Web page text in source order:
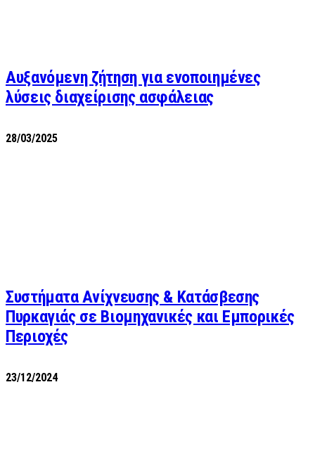
Αυξανόμενη ζήτηση για ενοποιημένες
λύσεις διαχείρισης ασφάλειας
28/03/2025
Συστήματα Ανίχνευσης & Κατάσβεσης
Πυρκαγιάς σε Βιομηχανικές και Εμπορικές
Περιοχές
23/12/2024